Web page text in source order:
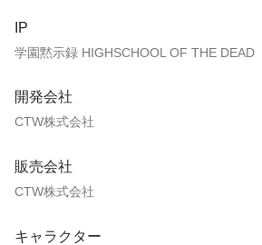
IP
学園黙示録 HIGHSCHOOL OF THE DEAD
開発会社
CTW株式会社
販売会社
CTW株式会社
キャラクター